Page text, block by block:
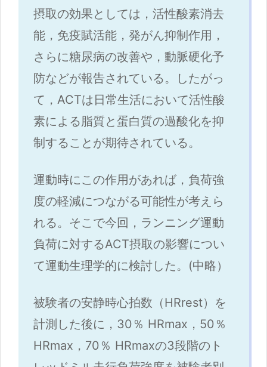
摂取の効果としては，活性酸素消去
能，免疫賦活能，発がん抑制作用，
さらに糖尿病の改善や，動脈硬化予
防などが報告されている。したがっ
て，ACTは日常生活において活性酸
素による脂質と蛋白質の過酸化を抑
制することが期待されている。
運動時にこの作用があれば，負荷強
度の軽減につながる可能性が考えら
れる。そこで今回，ランニング運動
負荷に対するACT摂取の影響につい
て運動生理学的に検討した。(中略）
被験者の安静時心拍数（HRrest）を
計測した後に，30％ HRmax，50％
HRmax，70％ HRmaxの3段階のト